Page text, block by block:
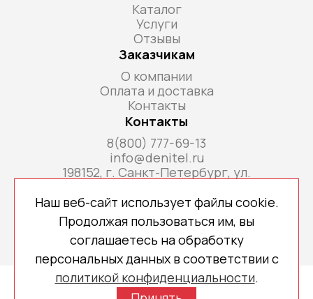
Каталог
Услуги
Отзывы
Заказчикам
О компании
Оплата и доставка
Контакты
Контакты
8(800) 777-69-13
info@denitel.ru
198152, г. Санкт-Петербург, ул.
Н, ком. офис 213А
Copyright © 2026 denitel.ru
Наш веб-сайт использует файлы cookie.
Продолжая пользоваться им, вы
соглашаетесь на обработку
персональных данных в соответствии с
политикой конфиденциальности.